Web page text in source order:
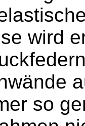
wird
so